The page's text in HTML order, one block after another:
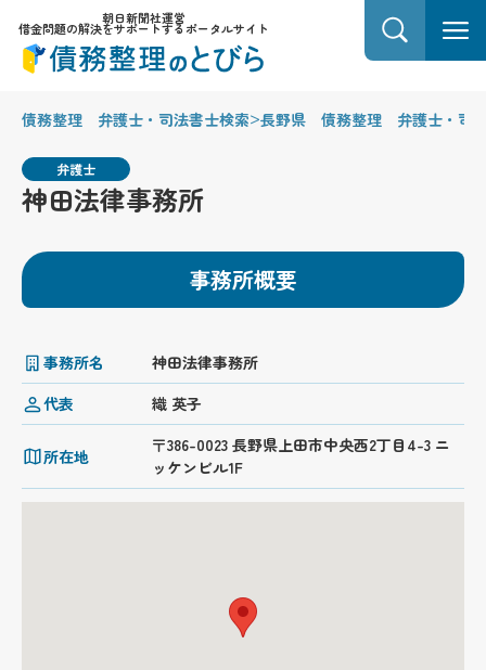
朝日新聞社運営
借金問題の解決をサポートするポータルサイト
債務整理 弁護士・司法書士検索>長野県 債務整理 弁護士・司
弁護士
神田法律事務所
事務所概要
事務所名
神田法律事務所
代表
織 英子
所在地
〒386-0023 長野県上田市中央西2丁目4-3 ニ
ッケンビル1F